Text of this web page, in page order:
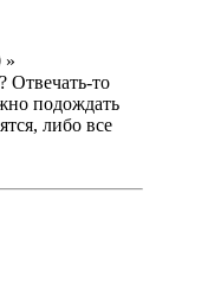
»
Отвечать-то
подождать
либо все